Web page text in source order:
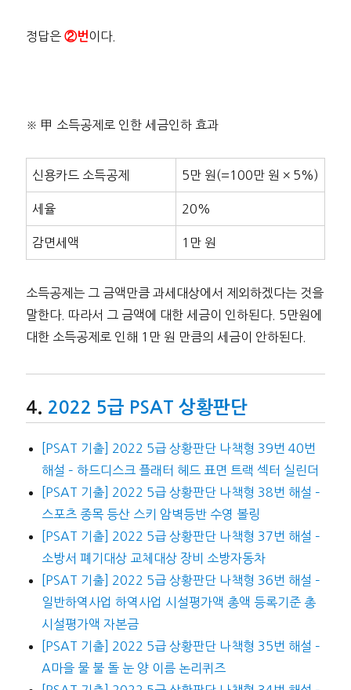
정답은②번 이다.
※ 甲 소득공제로 인한 세금인하 효과
신용카드 소득공제 5만 원(=100만 원 × 5%)
세율 20%
감면세액 1만 원
소득공제는 그 금액만큼 과세대상에서 제외하겠다는 것을
말한다. 따라서 그 금액에 대한 세금이 인하된다. 5만원에
대한 소득공제로 인해 1만 원 만큼의 세금이 안하된다.
2022 5급 PSAT 상황판단
[PSAT 기출] 2022 5급 상황판단 나책형 39번 40번
해설 – 하드디스크 플래터 헤드 표면 트랙 섹터 실린더
[PSAT 기출] 2022 5급 상황판단 나책형 38번 해설 –
스포츠 종목 등산 스키 암벽등반 수영 볼링
[PSAT 기출] 2022 5급 상황판단 나책형 37번 해설 –
소방서 폐기대상 교체대상 장비 소방자동차
[PSAT 기출] 2022 5급 상황판단 나책형 36번 해설 –
일반하역사업 하역사업 시설평가액 총액 등록기준 총
시설평가액 자본금
[PSAT 기출] 2022 5급 상황판단 나책형 35번 해설 –
A마을 물 불 돌 눈 양 이름 논리퀴즈